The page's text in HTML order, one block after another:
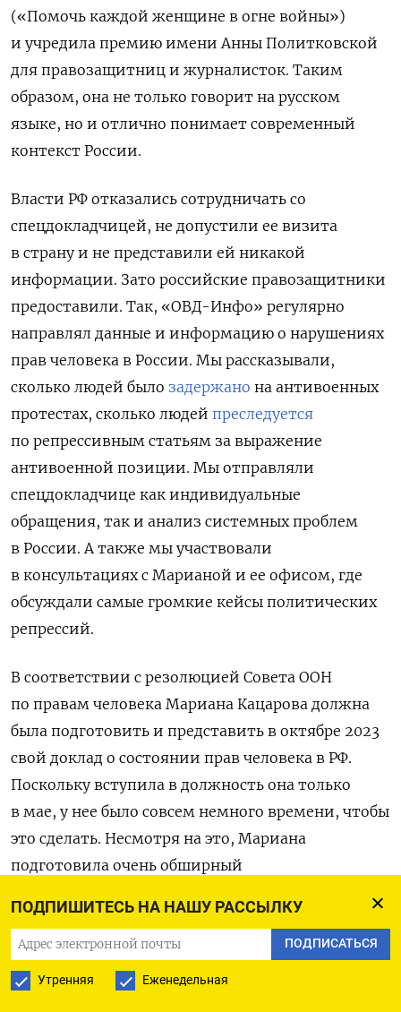
ПОДПИШИТЕСЬ НА НАШУ РАССЫЛКУ
ПОДПИСАТЬСЯ
Утренняя Еженедельная
(«Помочь каждой женщине в огне войны»)
и учредила премию имени Анны Политковской
для правозащитниц и журналисток. Таким
образом, она не только говорит на русском
языке, но и отлично понимает современный
контекст России.
Власти РФ отказались сотрудничать со
спецдокладчицей, не допустили ее визита
в страну и не представили ей никакой
информации. Зато российские правозащитники
предоставили. Так, «ОВД-Инфо» регулярно
направлял данные и информацию о нарушениях
прав человека в России. Мы рассказывали,
сколько людей было задержано на антивоенных
протестах, сколько людей преследуется
по репрессивным статьям за выражение
антивоенной позиции. Мы отправляли
спецдокладчице как индивидуальные
обращения, так и анализ системных проблем
в России. А также мы участвовали
в консультациях с Марианой и ее офисом, где
обсуждали самые громкие кейсы политических
репрессий.
В соответствии с резолюцией Совета ООН
по правам человека Мариана Кацарова должна
была подготовить и представить в октябре 2023
свой доклад о состоянии прав человека в РФ.
Поскольку вступила в должность она только
в мае, у нее было совсем немного времени, чтобы
это сделать. Несмотря на это, Мариана
подготовила очень обширный
задокументировала систематические
нарушения прав человека, включая запрет
на антивоенное мнение, ограничение